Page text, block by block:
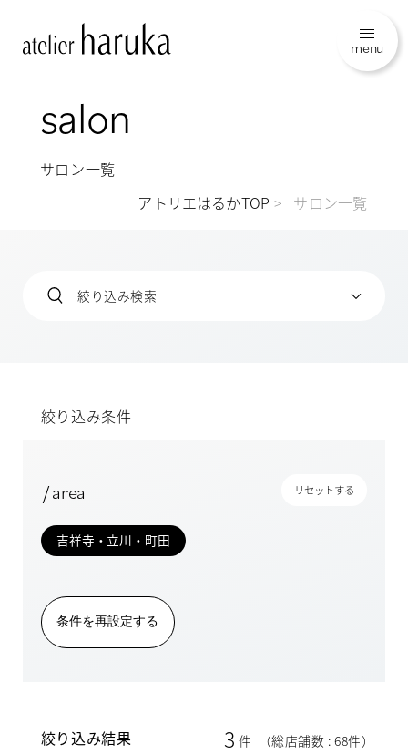
menu
salon
サロン一覧
アトリエはるかTOP
サロン一覧
絞り込み検索
絞り込み条件
/ area リセットする
吉祥寺・立川・町田
条件を再設定する
絞り込み結果 3 件 （総店舗数 : 68件）